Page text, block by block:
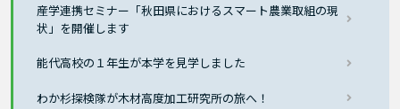
産学連携セミナー「秋田県におけるスマート農業取組の現
状」を開催します
能代高校の１年生が本学を見学しました
わか杉探検隊が木材高度加工研究所の旅へ！